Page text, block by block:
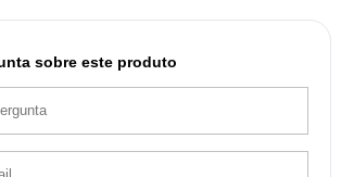
sobre este produto